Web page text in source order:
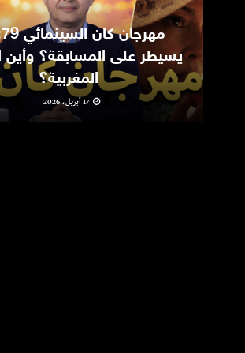
يسيطر على المسابقة؟ وأين
المغربية؟
17 أبريل، 2026